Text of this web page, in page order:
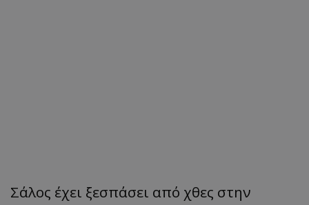
Σάλος έχει ξεσπάσει από χθες στην